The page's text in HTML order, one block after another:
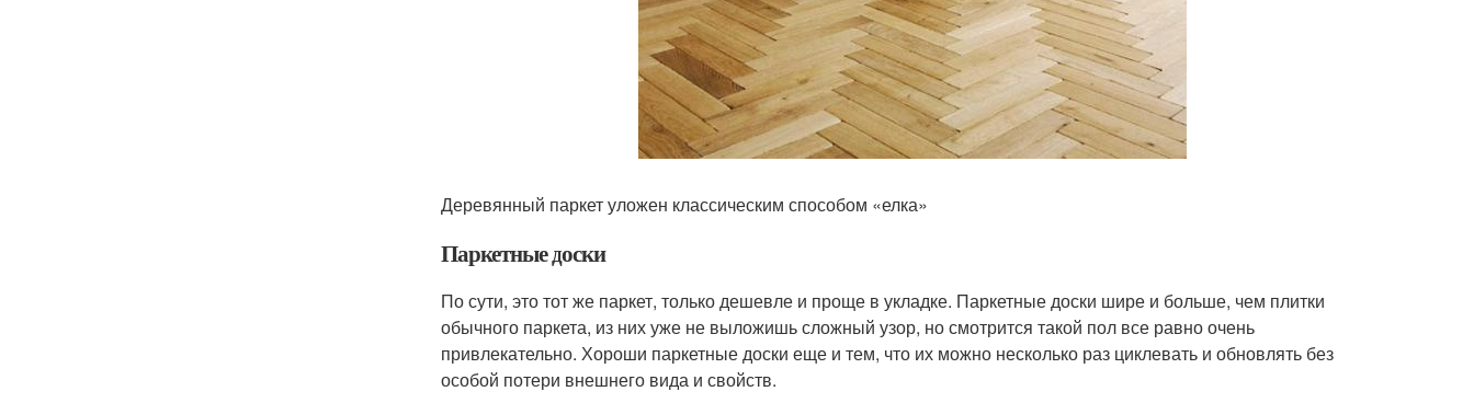
Деревянный паркет уложен классическим способом «елка»
Паркетные доски
По сути, это тот же паркет, только дешевле и проще в укладке. Паркетные доски шире и больше, чем плитки
обычного паркета, из них уже не выложишь сложный узор, но смотрится такой пол все равно очень
привлекательно. Хороши паркетные доски еще и тем, что их можно несколько раз циклевать и обновлять без
особой потери внешнего вида и свойств.